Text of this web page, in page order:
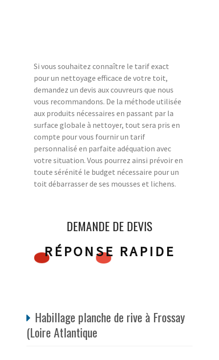
Si vous souhaitez connaître le tarif exact
pour un nettoyage efficace de votre toit,
demandez un devis aux couvreurs que nous
vous recommandons. De la méthode utilisée
aux produits nécessaires en passant par la
surface globale à nettoyer, tout sera pris en
compte pour vous fournir un tarif
personnalisé en parfaite adéquation avec
votre situation. Vous pourrez ainsi prévoir en
toute sérénité le budget nécessaire pour un
toit débarrasser de ses mousses et lichens.
DEMANDE DE DEVIS
RÉPONSE RAPIDE
Habillage planche de rive à Frossay
(Loire Atlantique